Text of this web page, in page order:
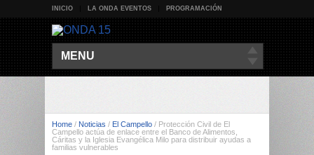
INICIO LA ONDA EVENTOS PROGRAMACIÓN
MENU
Home / Noticias / El Campello / Protección Civil de El
Campello actúa de enlace entre el Banco de Alimentos,
Cáritas y la Iglesia Evangélica Milo para distribuir ayudas a
familias vulnerables